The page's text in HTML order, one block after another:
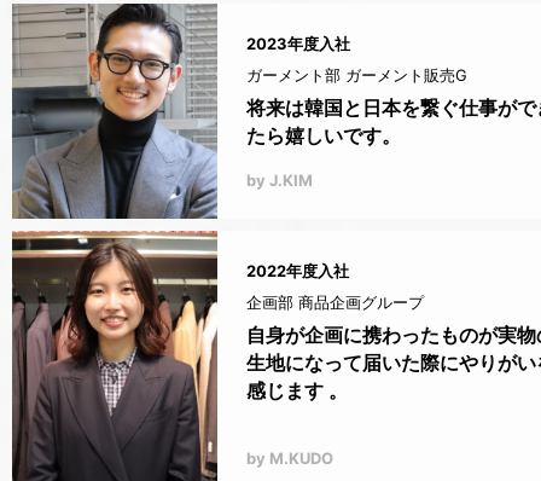
2023年度入社
ガーメント部 ガーメント販売G
将来は韓国と日本を繋ぐ仕事がで
たら嬉しいです。
by J.KIM
2022年度入社
企画部 商品企画グループ
自身が企画に携わったものが実物
生地になって届いた際にやりがい
感じます 。
by M.KUDO